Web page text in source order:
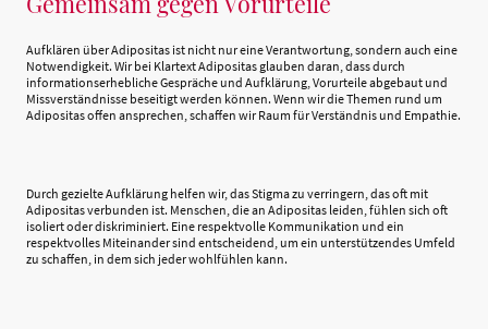
Aufklären über Adipositas ist nicht nur eine Verantwortung, sondern auch eine
Notwendigkeit. Wir bei Klartext Adipositas glauben daran, dass durch
informationserhebliche Gespräche und Aufklärung, Vorurteile abgebaut und
Missverständnisse beseitigt werden können. Wenn wir die Themen rund um
Adipositas offen ansprechen, schaffen wir Raum für Verständnis und Empathie.
Durch gezielte Aufklärung helfen wir, das Stigma zu verringern, das oft mit
Adipositas verbunden ist. Menschen, die an Adipositas leiden, fühlen sich oft
isoliert oder diskriminiert. Eine respektvolle Kommunikation und ein
respektvolles Miteinander sind entscheidend, um ein unterstützendes Umfeld
zu schaffen, in dem sich jeder wohlfühlen kann.